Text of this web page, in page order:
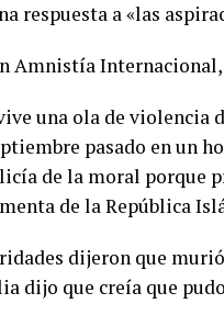
respuesta a «las
Amnistía Internacional,
una ola de violencia
pasado en un
de la moral porque
de la República
dijeron que
dijo que creía que